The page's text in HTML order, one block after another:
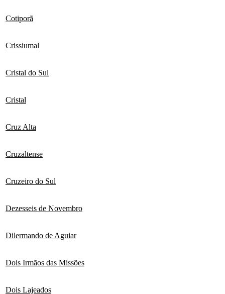
Cotiporã
Crissiumal
Cristal do Sul
Cristal
Cruz Alta
Cruzaltense
Cruzeiro do Sul
Dezesseis de Novembro
Dilermando de Aguiar
Dois Irmãos das Missões
Dois Lajeados